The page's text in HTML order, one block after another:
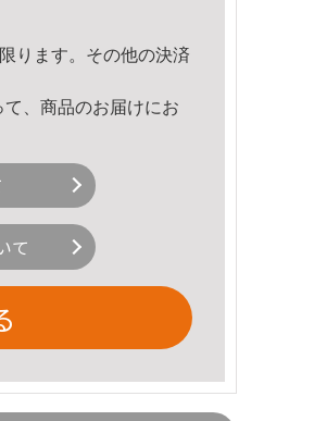
ります。その他の決済
、商品のお届けにお
て